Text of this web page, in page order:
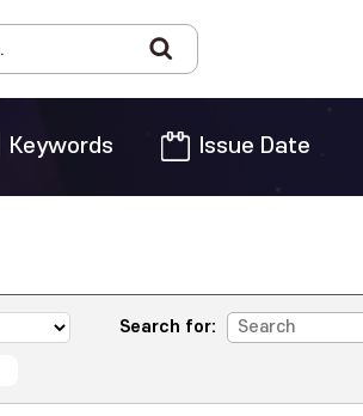
Keywords Issue Date
Search for: